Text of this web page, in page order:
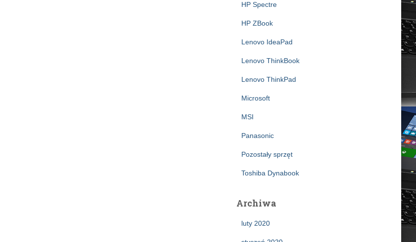
HP Spectre
HP ZBook
Lenovo IdeaPad
Lenovo ThinkBook
Lenovo ThinkPad
Microsoft
MSI
Panasonic
Pozostały sprzęt
Toshiba Dynabook
Archiwa
luty 2020